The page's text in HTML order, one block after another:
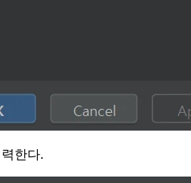
한다.